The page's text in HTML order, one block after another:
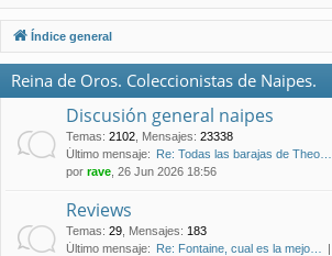
os
Índice general
Reina de Oros. Coleccionistas de Naipes.
Discusión general naipes
Temas: 2102 Mensajes: 23338
Último mensaje: Re: Todas las barajas de Theo…
por rave , 26 Jun 2026 18:56
Reviews
Temas: 29 Mensajes: 183
Último mensaje: Re: Fontaine, cual es la mejo…